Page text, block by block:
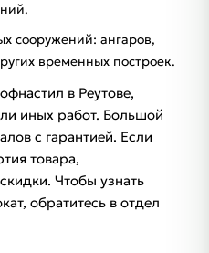
сооружений: ангаров,
временных построек.
в Реутове,
иных работ. Большой
с гарантией. Если
товара,
Чтобы узнать
обратитесь в отдел